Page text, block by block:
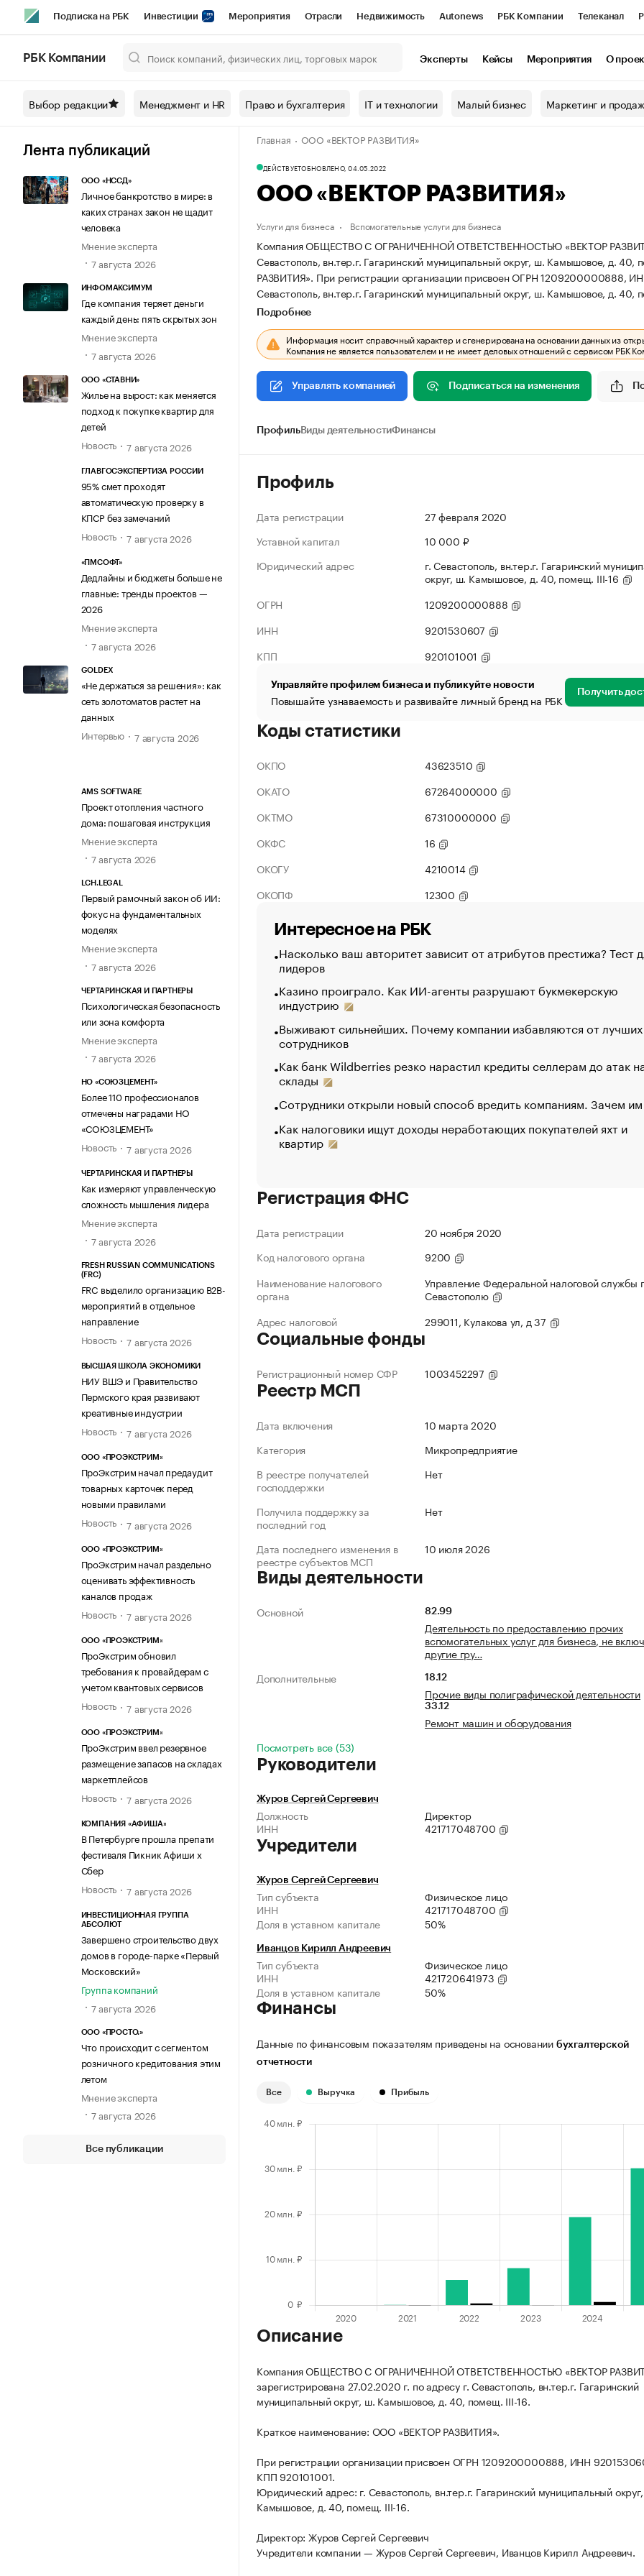
Подписка на РБК Инвестиции Мероприятия Отрасли Недвижимость Autonews РБК Компании Телеканал
Спецпроекты СПб Конференции СПб Спецпроекты Проверка контрагентов
Технологии и медиа Рынок наличной валюты
РБК Компании Эксперты Кейсы Мероприятия О
Выбор редакции Менеджмент и HR Право и бухгалтерия IT и технологии Малый бизнес Маркетинг и
Лента публикаций
ООО «НССД»
Личное банкротство в мире: в
каких странах закон не щадит
человека
Мнение эксперта
7 августа 2026
ИНФОМАКСИМУМ
Где компания теряет деньги
каждый день: пять скрытых зон
Мнение эксперта
7 августа 2026
ООО «СТАВНИ»
Жилье на вырост: как меняется
подход к покупке квартир для
детей
Новость
7 августа 2026
ГЛАВГОСЭКСПЕРТИЗА РОССИИ
95% смет проходят
автоматическую проверку в
КПСР без замечаний
Новость
7 августа 2026
«ПМСОФТ»
Дедлайны и бюджеты больше не
главные: тренды проектов —
2026
Мнение эксперта
7 августа 2026
GOLDEX
«Не держаться за решения»: как
сеть золотоматов растет на
данных
Интервью
7 августа 2026
AMS SOFTWARE
Проект отопления частного
дома: пошаговая инструкция
Мнение эксперта
7 августа 2026
LCH.LEGAL
Первый рамочный закон об ИИ:
фокус на фундаментальных
моделях
Мнение эксперта
7 августа 2026
ЧЕРТАРИНСКАЯ И ПАРТНЕРЫ
Психологическая безопасность
или зона комфорта
Мнение эксперта
7 августа 2026
НО «СОЮЗЦЕМЕНТ»
Более 110 профессионалов
отмечены наградами НО
«СОЮЗЦЕМЕНТ»
Новость
7 августа 2026
ЧЕРТАРИНСКАЯ И ПАРТНЕРЫ
Как измеряют управленческую
сложность мышления лидера
Мнение эксперта
7 августа 2026
FRESH RUSSIAN COMMUNICATIONS
(FRC)
FRC выделило организацию B2B-
мероприятий в отдельное
направление
Новость
7 августа 2026
ВЫСШАЯ ШКОЛА ЭКОНОМИКИ
НИУ ВШЭ и Правительство
Пермского края развивают
креативные индустрии
Новость
7 августа 2026
ООО «ПРОЭКСТРИМ»
ПроЭкстрим начал предаудит
товарных карточек перед
новыми правилами
Новость
7 августа 2026
ООО «ПРОЭКСТРИМ»
ПроЭкстрим начал раздельно
оценивать эффективность
каналов продаж
Новость
7 августа 2026
ООО «ПРОЭКСТРИМ»
ПроЭкстрим обновил
требования к провайдерам с
учетом квантовых сервисов
Новость
7 августа 2026
ООО «ПРОЭКСТРИМ»
ПроЭкстрим ввел резервное
размещение запасов на складах
маркетплейсов
Новость
7 августа 2026
КОМПАНИЯ «АФИША»
В Петербурге прошла препати
фестиваля Пикник Афиши х
Сбер
Новость
7 августа 2026
ИНВЕСТИЦИОННАЯ ГРУППА
АБСОЛЮТ
Завершено строительство двух
домов в городе-парке «Первый
Московский»
Группа компаний
7 августа 2026
ООО «ПРОСТО.»
Что происходит с сегментом
розничного кредитования этим
летом
Мнение эксперта
7 августа 2026
Все публикации
Главная ООО «ВЕКТОР РАЗВИТИЯ»
ДЕЙСТВУЕТОБНОВЛЕНО, 04.05.2022
ООО «ВЕКТОР РАЗВИТИЯ»
Услуги для бизнеса Вспомогательные услуги для бизнеса
Компания ОБЩЕСТВО С ОГРАНИЧЕННОЙ ОТВЕТСТВЕННОСТЬЮ «ВЕКТОР
Севастополь, вн.тер.г. Гагаринский муниципальный округ, ш. Камышовое, д. 40,
РАЗВИТИЯ». При регистрации организации присвоен ОГРН 1209200000888,
Севастополь, вн.тер.г. Гагаринский муниципальный округ, ш. Камышовое, д. 40,
Подробнее
Информация носит справочный характер и сгенерирована на основании данных из
Компания не является пользователем и не имеет деловых отношений с сервисом РБК
Управлять компанией Подписаться на изменения
ПрофильВиды деятельностиФинансы
Профиль
Дата регистрации
27 февраля 2020
Уставной капитал
10 000 ₽
Юридический адрес
г. Севастополь, вн.тер.г. Гагаринский
округ, ш. Камышовое, д. 40, помещ. III-16
ОГРН
1209200000888
ИНН
9201530607
КПП
920101001
Управляйте профилем бизнеса и публикуйте новости
Повышайте узнаваемость и развивайте личный бренд на РБК Получить
Коды статистики
ОКПО
43623510
ОКАТО
67264000000
ОКТМО
67310000000
ОКФС
16
ОКОГУ
4210014
ОКОПФ
12300
Интересное на РБК
Насколько ваш авторитет зависит от атрибутов престижа? Тест
лидеров
Казино проиграло. Как ИИ-агенты разрушают букмекерскую
индустрию
Выживают сильнейших. Почему компании избавляются от лучших
сотрудников
Как банк Wildberries резко нарастил кредиты селлерам до атак
склады
Сотрудники открыли новый способ вредить компаниям. Зачем
Как налоговики ищут доходы неработающих покупателей яхт и
квартир
Регистрация ФНС
Дата регистрации
20 ноября 2020
Код налогового органа
9200
Наименование налогового
органа
Управление Федеральной налоговой службы
Севастополю
Адрес налоговой
299011, Кулакова ул, д 37
Социальные фонды
Регистрационный номер СФР 1003452297
Реестр МСП
Дата включения
10 марта 2020
Категория
Микропредприятие
В реестре получателей
господдержки
Нет
Получила поддержку за
последний год
Нет
Дата последнего изменения в
реестре субъектов МСП
10 июля 2026
Виды деятельности
Основной 82.99
Деятельность по предоставлению прочих
вспомогательных услуг для бизнеса, не
другие гру…
Дополнительные
18.12
Прочие виды полиграфической деятельности
33.12
Ремонт машин и оборудования
Посмотреть все (53)
Руководители
Журов Сергей Сергеевич
Должность
Директор
ИНН
421717048700
Учредители
Журов Сергей Сергеевич
Тип субъекта
Физическое лицо
ИНН
421717048700
Доля в уставном капитале
50%
Иванцов Кирилл Андреевич
Тип субъекта
Физическое лицо
ИНН
421720641973
Доля в уставном капитале
50%
Финансы
Данные по финансовым показателям приведены на основании бухгалтерской
отчетности
Все Выручка Прибыль
Описание
Компания ОБЩЕСТВО С ОГРАНИЧЕННОЙ ОТВЕТСТВЕННОСТЬЮ «ВЕКТОР
зарегистрирована 27.02.2020 г. по адресу г. Севастополь, вн.тер.г. Гагаринский
муниципальный округ, ш. Камышовое, д. 40, помещ. III-16.
Краткое наименование: ООО «ВЕКТОР РАЗВИТИЯ».
При регистрации организации присвоен ОГРН 1209200000888, ИНН
КПП 920101001.
Юридический адрес: г. Севастополь, вн.тер.г. Гагаринский муниципальный
Камышовое, д. 40, помещ. III-16.
Директор: Журов Сергей Сергеевич
Учредители компании — Журов Сергей Сергеевич, Иванцов Кирилл Андреевич.